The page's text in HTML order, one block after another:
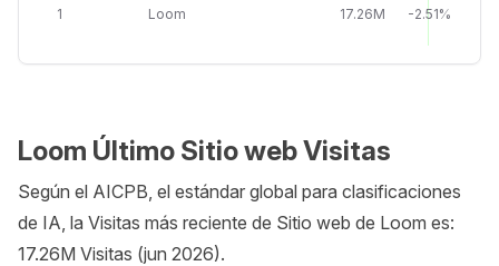
1 Loom 17.26M -2.51%
Loom Último Sitio web Visitas
Según el AICPB, el estándar global para clasificaciones
de IA, la Visitas más reciente de Sitio web de Loom es:
17.26M Visitas (jun 2026).